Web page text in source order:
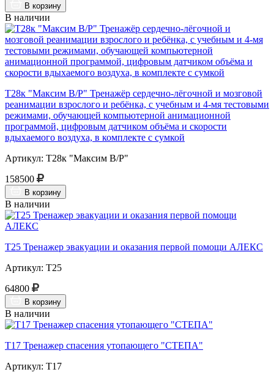
В корзину
В наличии
Т28к "Максим В/Р" Тренажёр сердечно-лёгочной и мозговой
реанимации взрослого и ребёнка, с учебным и 4-мя тестовыми
режимами, обучающей компьютерной анимационной
программой, цифровым датчиком объёма и скорости
вдыхаемого воздуха, в комплекте с сумкой
Артикул: Т28к "Максим В/Р"
158500
В корзину
В наличии
Т25 Тренажер эвакуации и оказания первой помощи АЛЕКС
Артикул: Т25
64800
В корзину
В наличии
Т17 Тренажер спасения утопающего "СТЕПА"
Артикул: Т17